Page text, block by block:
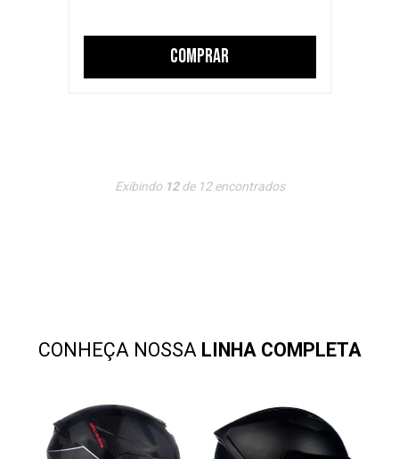
COMPRAR
Exibindo 12de 12encontrados
CONHEÇA NOSSA LINHA COMPLETA